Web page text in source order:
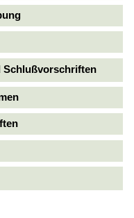
Schlußvorschriften